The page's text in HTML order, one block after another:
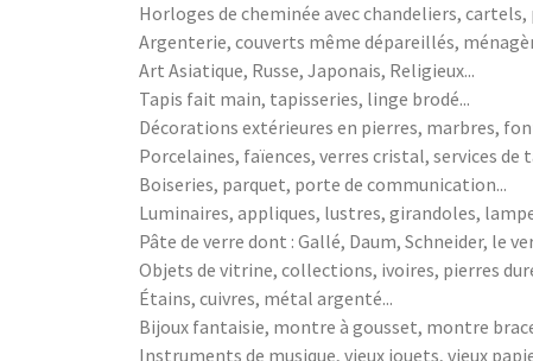
Horloges de cheminée avec chandeliers,
Argenterie, couverts même dépareillés,
Art Asiatique, Russe, Japonais, Religieux...
Tapis fait main, tapisseries, linge brodé...
Décorations extérieures en pierres, marbres,
Porcelaines, faïences, verres cristal, services de
Boiseries, parquet, porte de communication...
Luminaires, appliques, lustres, girandoles,
Pâte de verre dont : Gallé, Daum, Schneider, le
Objets de vitrine, collections, ivoires, pierres
Étains, cuivres, métal argenté...
Bijoux fantaisie, montre à gousset, montre
Instruments de musique, vieux jouets, vieux